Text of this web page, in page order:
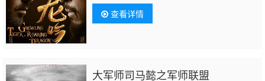
贺 杜奕衡 褚栓忠 张天阳 刘凌志 刘岳 赵寰
宇 闫汶渲 程诚 陆妍淇 丁海峰 卢星宇
查看详情
大军师司马懿之军师联盟